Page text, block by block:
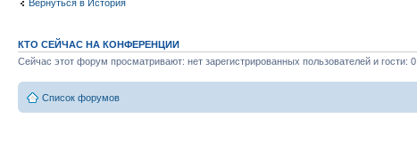
Вернуться в История
КТО СЕЙЧАС НА КОНФЕРЕНЦИИ
Сейчас этот форум просматривают: нет зарегистрированных пользователей и гости: 0
Список форумов